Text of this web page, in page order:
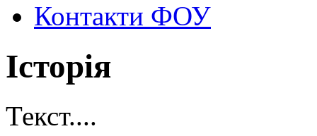
Контакти ФОУ
Історія
Текст....